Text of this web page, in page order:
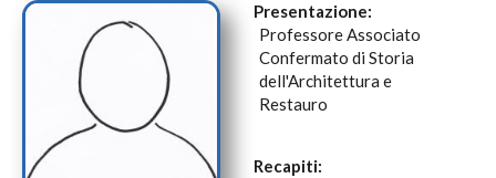
Presentazione:
Professore Associato
Confermato di Storia
dell'Architettura e
Restauro
Recapiti: